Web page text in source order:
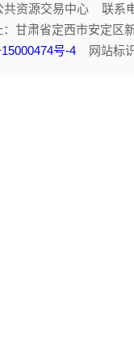
共资源交易中心 联系
：甘肃省定西市安定
号-4 网站标